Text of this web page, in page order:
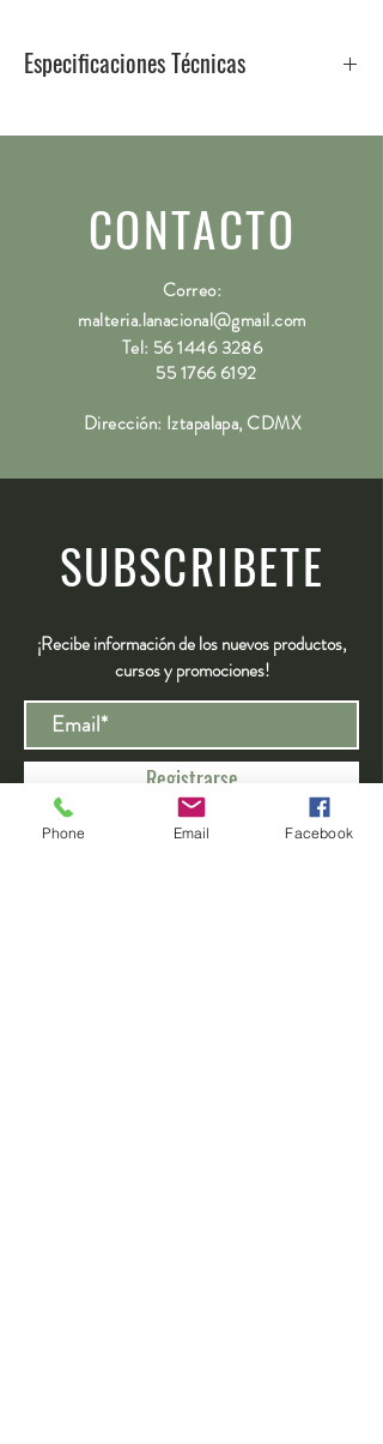
Especificaciones Técnicas
Gollete 26
Perfil 917 (Twist off)
CONTACTO
Correo:
malteria.lanacional@gmail.com
Tel: 56 1446 3286
55 1766 6192
Dirección: Iztapalapa, CDMX
SUBSCRIBETE
¡Recibe información de los nuevos productos,
cursos y promociones!
Registrarse
Phone Email Facebook